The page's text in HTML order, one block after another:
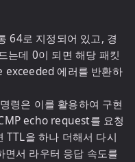
64로 지정되어 있고, 경
는데 0이 되면 해당 패킷
exceeded 에러를 반환하
령은 이를 활용하여 구현
echo request를 요청
을 하나 더해서 다시
면서 라우터 응답 속도를